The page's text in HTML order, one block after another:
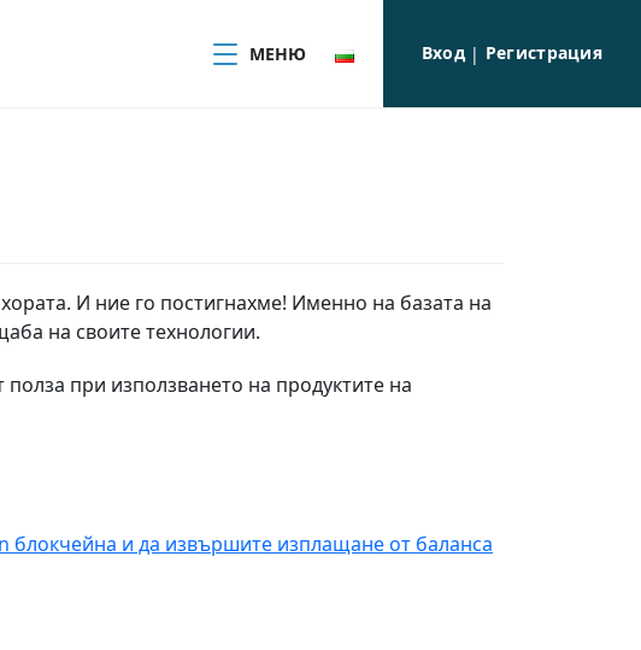
МЕНЮ Вход | Регистрация
И ние го постигнахме! Именно на базата на
на своите технологии.
при използването на продуктите на
блокчейна и да извършите изплащане от баланса